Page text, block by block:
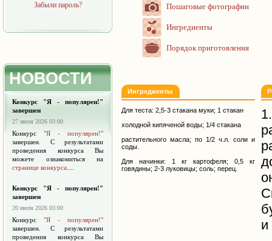
Забыли пароль?
НОВОСТИ
Конкурс "Я - популярен!"
завершен
27 июля 2026 03:00
Конкурс "Я - популярен!"
завершен. С результатами
проведения конкурса Вы
можете ознакомиться на
странице конкурса
Конкурс "Я - популярен!"
завершен
20 июля 2026 03:00
Конкурс "Я - популярен!"
завершен. С результатами
проведения конкурса Вы
Пошаговые фотографии
Ингредиенты
Порядок приготовления
Ингредиенты
Для теста: 2,5-3 стакана муки; 1 стакан
холодной кипяченой воды; 1/4 стакана
растительного масла; по 1/2 ч.л. соли и
соды.
Для начинки: 1 кг картофеля; 0,5 кг
говядины; 2-3 луковицы; соль; перец.
и